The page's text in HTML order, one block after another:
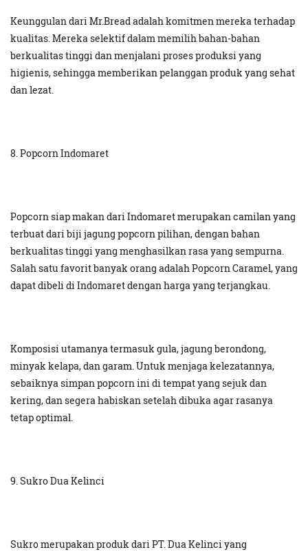
Keunggulan dari Mr.Bread adalah komitmen mereka terhadap
kualitas. Mereka selektif dalam memilih bahan-bahan
berkualitas tinggi dan menjalani proses produksi yang
higienis, sehingga memberikan pelanggan produk yang sehat
dan lezat.
8. Popcorn Indomaret
Popcorn siap makan dari Indomaret merupakan camilan yang
terbuat dari biji jagung popcorn pilihan, dengan bahan
berkualitas tinggi yang menghasilkan rasa yang sempurna.
Salah satu favorit banyak orang adalah Popcorn Caramel, yang
dapat dibeli di Indomaret dengan harga yang terjangkau.
Komposisi utamanya termasuk gula, jagung berondong,
minyak kelapa, dan garam. Untuk menjaga kelezatannya,
sebaiknya simpan popcorn ini di tempat yang sejuk dan
kering, dan segera habiskan setelah dibuka agar rasanya
tetap optimal.
9. Sukro Dua Kelinci
Sukro merupakan produk dari PT. Dua Kelinci yang